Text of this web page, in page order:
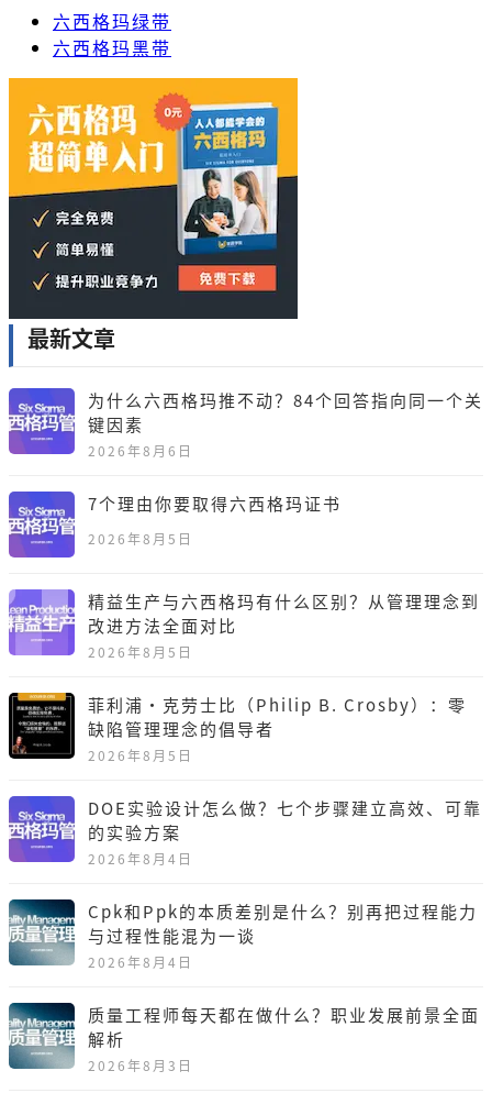
六西格玛绿带
六西格玛黑带
最新文章
为什么六西格玛推不动？84个回答指向同一个关
键因素
2026年8月6日
7个理由你要取得六西格玛证书
2026年8月5日
精益生产与六西格玛有什么区别？从管理理念到
改进方法全面对比
2026年8月5日
菲利浦·克劳士比（Philip B. Crosby）：零
缺陷管理理念的倡导者
2026年8月5日
DOE实验设计怎么做？七个步骤建立高效、可靠
的实验方案
2026年8月4日
Cpk和Ppk的本质差别是什么？别再把过程能力
与过程性能混为一谈
2026年8月4日
质量工程师每天都在做什么？职业发展前景全面
解析
2026年8月3日